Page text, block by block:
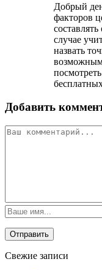
Добрый
факторов
случае
назвать
Добавить
Свежие записи